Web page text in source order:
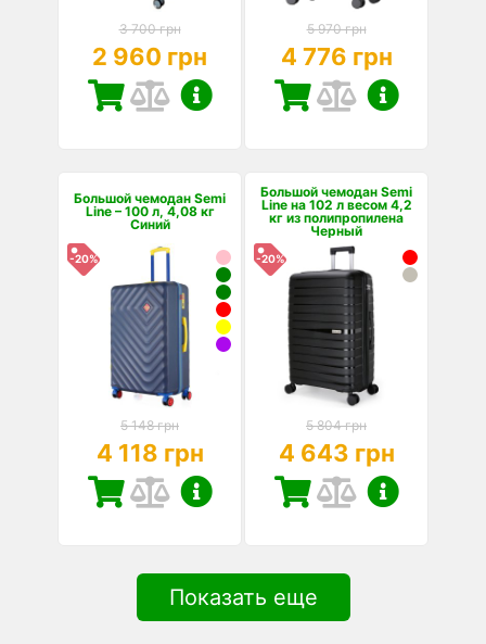
3 700 грн
2 960 грн
5 970 грн
4 776 грн
Большой чемодан Semi
Line – 100 л, 4,08 кг
Синий
-20%
5 148 грн
4 118 грн
Большой чемодан Semi
Line на 102 л весом 4,2
кг из полипропилена
Черный
-20%
5 804 грн
4 643 грн
Показать еще